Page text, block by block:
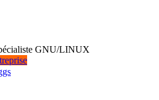
GNU/LINUX